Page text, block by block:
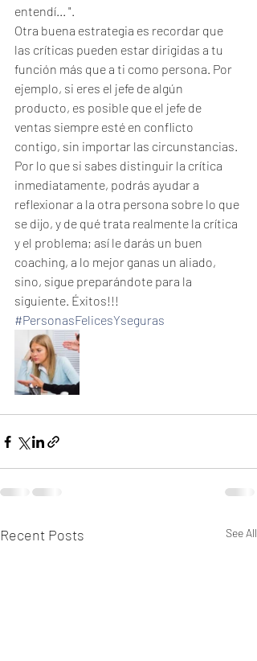
entendí... ".
Otra buena estrategia es recordar que
las críticas pueden estar dirigidas a tu
función más que a ti como persona. Por
ejemplo, si eres el jefe de algún
producto, es posible que el jefe de
ventas siempre esté en conflicto
contigo, sin importar las circunstancias.
Por lo que si sabes distinguir la crítica
inmediatamente, podrás ayudar a
reflexionar a la otra persona sobre lo que
se dijo, y de qué trata realmente la crítica
y el problema; así le darás un buen
coaching, a lo mejor ganas un aliado,
sino, sigue preparándote para la
siguiente. Éxitos!!!
#PersonasFelicesYseguras
Recent Posts See All